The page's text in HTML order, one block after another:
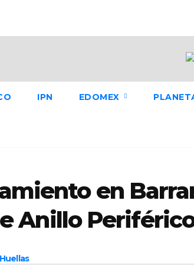
IPN EDOMEX
en
Anillo